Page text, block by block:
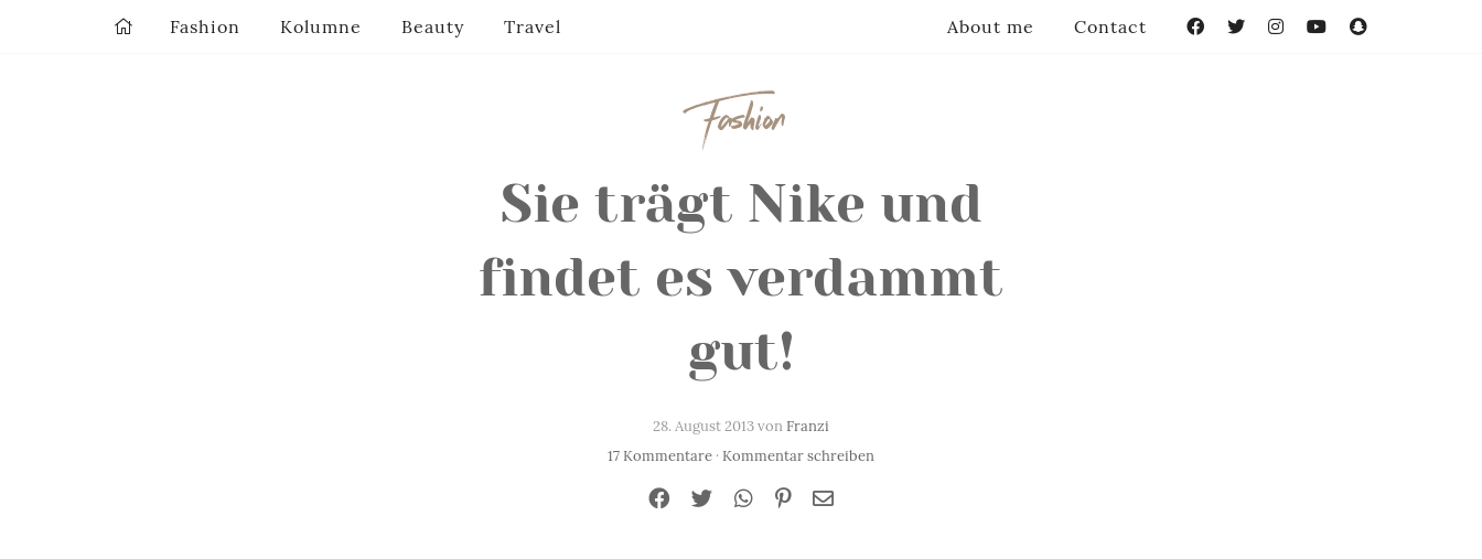
Fashion
Sie trägt Nike und
findet es verdammt
gut!
28. August 2013 vonFranzi
17 Kommentare · Kommentar schreiben
Fashion Kolumne Beauty Travel About me Contact FacebookTwitterInstagramYouTube